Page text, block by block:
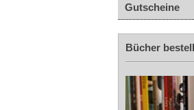
Gutscheine
Bücher